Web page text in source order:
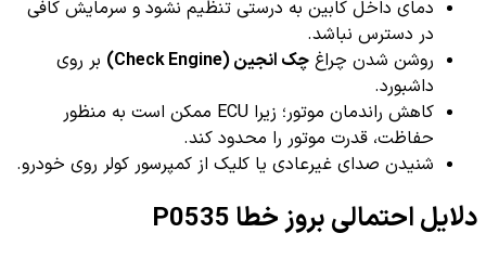
دمای داخل کابین به درستی تنظیم نشود و سرمایش کافی
در دسترس نباشد.
روشن شدن چراغ چک انجین (Check Engine)
بر روی
داشبورد.
کاهش راندمان موتور؛ زیرا ECU ممکن است به منظور
حفاظت، قدرت موتور را محدود کند.
شنیدن صدای غیرعادی یا کلیک از کمپرسور کولر روی خودرو.
دلایل احتمالی بروز خطا P0535